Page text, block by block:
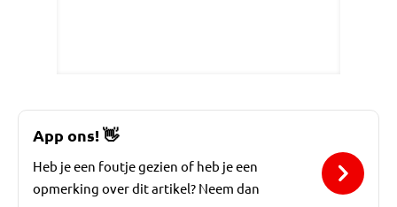
App ons!👋
Heb je een foutje gezien of heb je een
opmerking over dit artikel? Neem dan